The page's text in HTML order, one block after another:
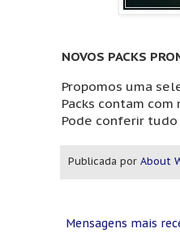
NOVOS PACKS
Propomos uma
Packs contam
Pode conferir tudo
Publicada por About
Mensagens mais